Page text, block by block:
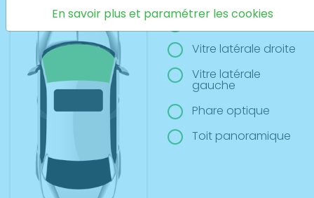
Vitre latérale droite
Vitre latérale
gauche
Phare optique
Toit panoramique
En savoir plus et paramétrer les cookies